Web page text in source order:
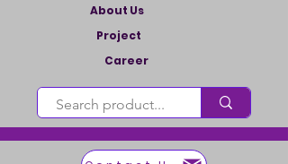
Career
About Us
Project